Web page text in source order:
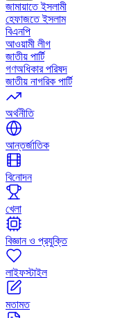
জামায়াতে ইসলামী
হেফাজতে ইসলাম
বিএনপি
আওয়ামী লীগ
জাতীয় পার্টি
গণঅধিকার পরিষদ
জাতীয় নাগরিক পার্টি
অর্থনীতি
আন্তর্জাতিক
বিনোদন
খেলা
বিজ্ঞান ও প্রযুক্তি
লাইফস্টাইল
মতামত